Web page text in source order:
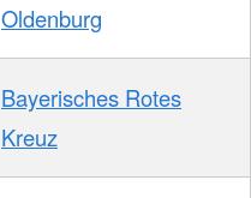
Oldenburg
Bayerisches Rotes
Kreuz